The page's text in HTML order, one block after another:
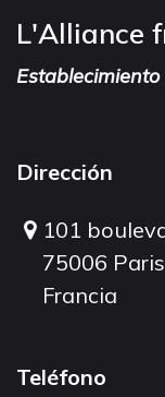
L'Alliance
Dirección
101
75006 Paris
Francia
Teléfono